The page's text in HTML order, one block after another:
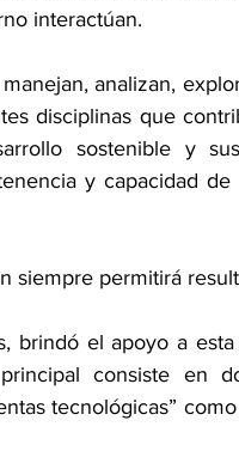
interactúan.
analizan,
disciplinas que
sostenible y
y capacidad
siempre permitirá
brindó el apoyo a
consiste en
tecnológicas”